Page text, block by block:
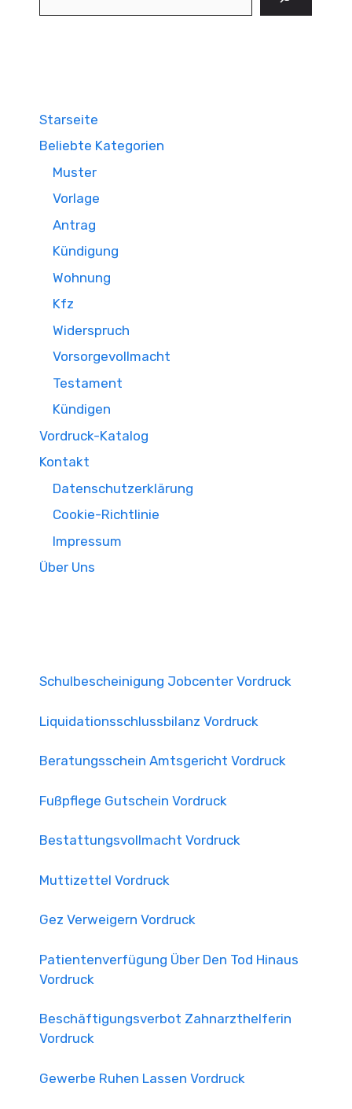
Starseite
Beliebte Kategorien
Muster
Vorlage
Antrag
Kündigung
Wohnung
Kfz
Widerspruch
Vorsorgevollmacht
Testament
Kündigen
Vordruck-Katalog
Kontakt
Datenschutzerklärung
Cookie-Richtlinie
Impressum
Über Uns
Schulbescheinigung Jobcenter Vordruck
Liquidationsschlussbilanz Vordruck
Beratungsschein Amtsgericht Vordruck
Fußpflege Gutschein Vordruck
Bestattungsvollmacht Vordruck
Muttizettel Vordruck
Gez Verweigern Vordruck
Patientenverfügung Über Den Tod Hinaus
Vordruck
Beschäftigungsverbot Zahnarzthelferin
Vordruck
Gewerbe Ruhen Lassen Vordruck